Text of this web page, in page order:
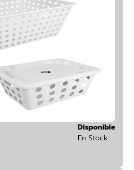
Disponible
En Stock